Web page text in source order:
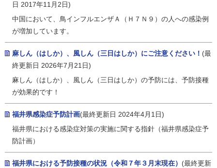
日 2017年11月2日)
中国において、鳥インフルエンザＡ（Ｈ７Ｎ９）の人への感染例
が増加しています。
麻しん（はしか）、風しん（三日はしか）にご注意ください！ (最
終更新日 2026年7月21日)
麻しん（はしか）、風しん（三日はしか）の予防には、予防接種
が効果的です！
福井県感染症予防計画(最終更新日 2024年4月1日)
福井県における感染症対策の実施に関する指針（福井県感染症予
防計画）
福井県における予防接種の状況（令和７年３月末現在） (最終更新